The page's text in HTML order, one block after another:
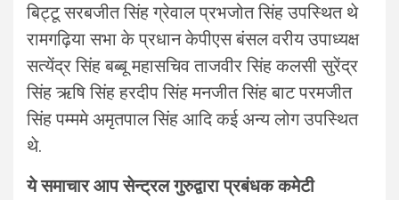
बिट्टू सरबजीत सिंह ग्रेवाल प्रभजोत सिंह उपस्थित थे
रामगढ़िया सभा के प्रधान केपीएस बंसल वरीय उपाध्यक्ष
सत्येंद्र सिंह बब्बू महासचिव ताजवीर सिंह कलसी सुरेंद्र
सिंह ऋषि सिंह हरदीप सिंह मनजीत सिंह बाट परमजीत
सिंह पम्ममे अमृतपाल सिंह आदि कई अन्य लोग उपस्थित
थे.
ये समाचार आप सेन्ट्रल गुरुद्वारा प्रबंधक कमेटी